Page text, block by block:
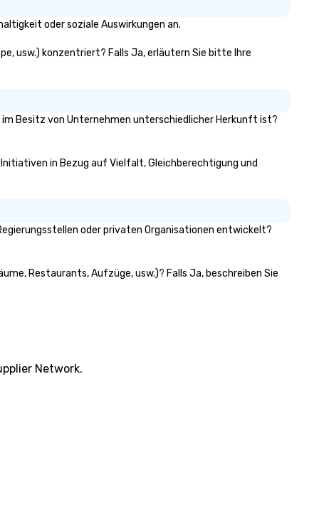
oder soziale Auswirkungen an.
usw.) konzentriert? Falls Ja, erläutern Sie bitte Ihre
im Besitz von Unternehmen unterschiedlicher Herkunft ist?
in Bezug auf Vielfalt, Gleichberechtigung und
oder privaten Organisationen entwickelt?
Restaurants, Aufzüge, usw.)? Falls Ja, beschreiben Sie
Network.